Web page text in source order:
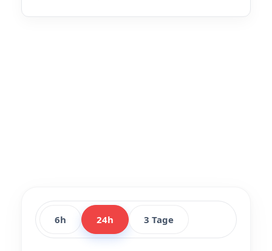
6h 24h 3 Tage